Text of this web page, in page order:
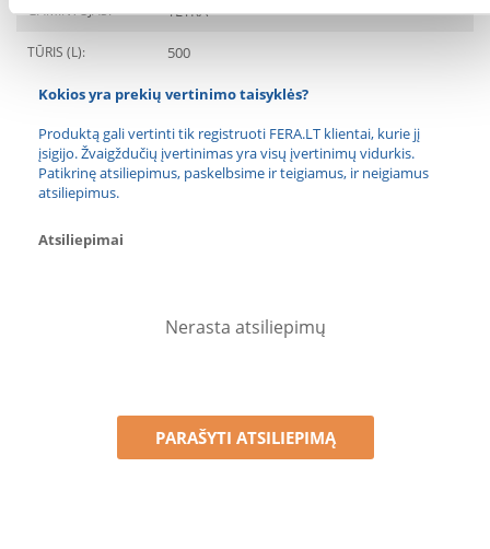
GAMINTOJAS: TETRA
TŪRIS (L): 500
Kokios yra prekių vertinimo taisyklės?
Produktą gali vertinti tik registruoti FERA.LT klientai, kurie jį
įsigijo. Žvaigždučių įvertinimas yra visų įvertinimų vidurkis.
Patikrinę atsiliepimus, paskelbsime ir teigiamus, ir neigiamus
atsiliepimus.
Atsiliepimai
Nerasta atsiliepimų
PARAŠYTI ATSILIEPIMĄ